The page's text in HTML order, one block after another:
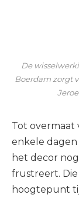
De
Boerdam zorgt
Tot overmaat
enkele dagen
het decor
frustreert.
hoogtepunt